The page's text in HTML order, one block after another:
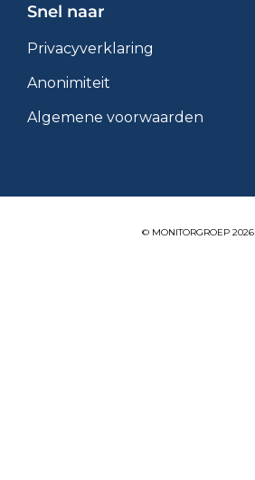
Snel naar
Privacyverklaring
Anonimiteit
Algemene voorwaarden
© MONITORGROEP 2026